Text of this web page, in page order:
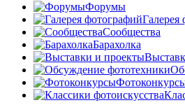
Форумы
Галерея
Сообщества
Барахолка